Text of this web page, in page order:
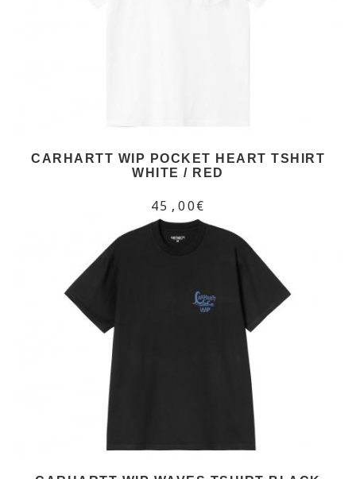
CARHARTT WIP POCKET HEART TSHIRT
WHITE / RED
45,00€